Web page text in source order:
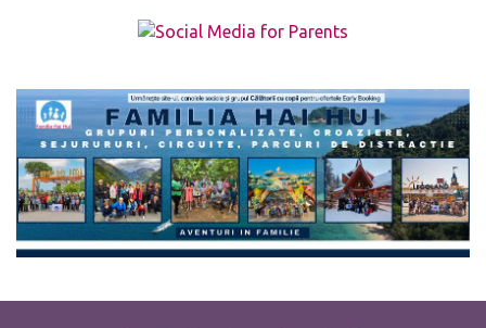
The form you have selected does not exist.